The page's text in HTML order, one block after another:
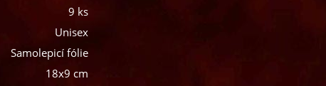
9 ks
Unisex
Samolepicí fólie
18x9 cm